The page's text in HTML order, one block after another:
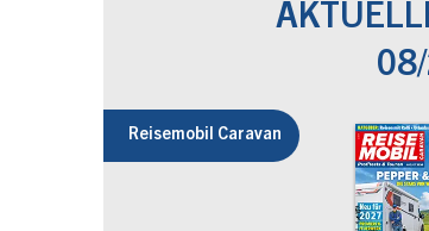
Reisemobil Caravan